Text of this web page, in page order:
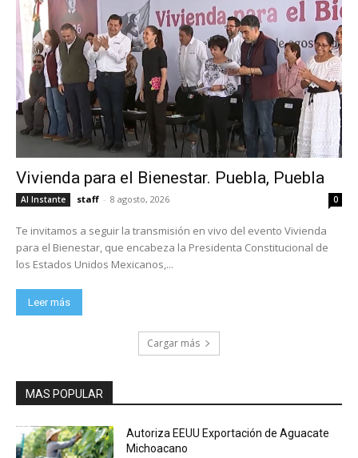
Vivienda para el Bienestar. Puebla, Puebla
Al Instante staff - 8 agosto, 2026 0
Te invitamos a seguir la transmisión en vivo del evento Vivienda
para el Bienestar, que encabeza la Presidenta Constitucional de
los Estados Unidos Mexicanos,...
Leer más
Cargar más
MAS POPULAR
Autoriza EEUU Exportación de Aguacate
Michoacano